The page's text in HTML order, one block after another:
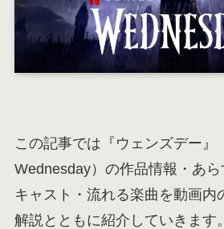
この記事では『ウェンズデー』
Wednesday）の作品情報・あら
キャスト・流れる楽曲を動画内
解説とともに紹介していきます。